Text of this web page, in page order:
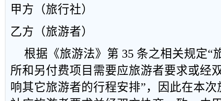
甲方（旅行社）
乙方（旅游者）
根据《旅游法》第 35 条之相关规定“
所和另付费项目需要应旅游者要求或经
响其它旅游者的行程安排”，因此在本